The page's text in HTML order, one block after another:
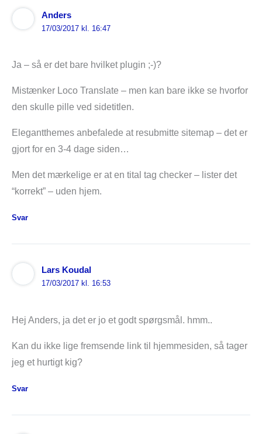
Anders
17/03/2017 kl. 16:47
Ja – så er det bare hvilket plugin ;-)?
Mistænker Loco Translate – men kan bare ikke se hvorfor
den skulle pille ved sidetitlen.
Elegantthemes anbefalede at resubmitte sitemap – det er
gjort for en 3-4 dage siden…
Men det mærkelige er at en tital tag checker – lister det
“korrekt” – uden hjem.
Svar
Lars Koudal
17/03/2017 kl. 16:53
Hej Anders, ja det er jo et godt spørgsmål. hmm..
Kan du ikke lige fremsende link til hjemmesiden, så tager
jeg et hurtigt kig?
Svar